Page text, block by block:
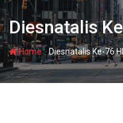
Diesnatalis
Home-Diesnatalis Ke-76